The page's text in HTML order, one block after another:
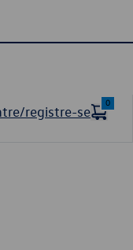
registre-se
0